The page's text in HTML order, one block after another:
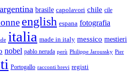
argentina brasile capolavori chile cile
english espana fotografia
italia made in italy messico mestieri
nobel pablo neruda perù Philippe Jaroussky Pier
Portogallo racconti brevi registi